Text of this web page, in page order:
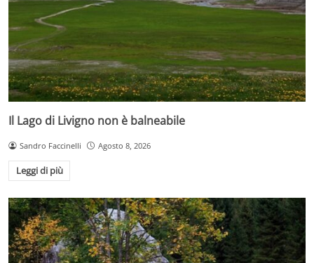
Il Lago di Livigno non è balneabile
Sandro Faccinelli Agosto 8, 2026
Leggi di più